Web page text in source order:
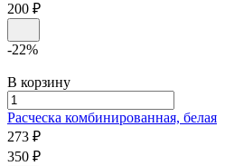
200 ₽
-22%
В корзину
Расческа комбинированная, белая
273 ₽
350 ₽